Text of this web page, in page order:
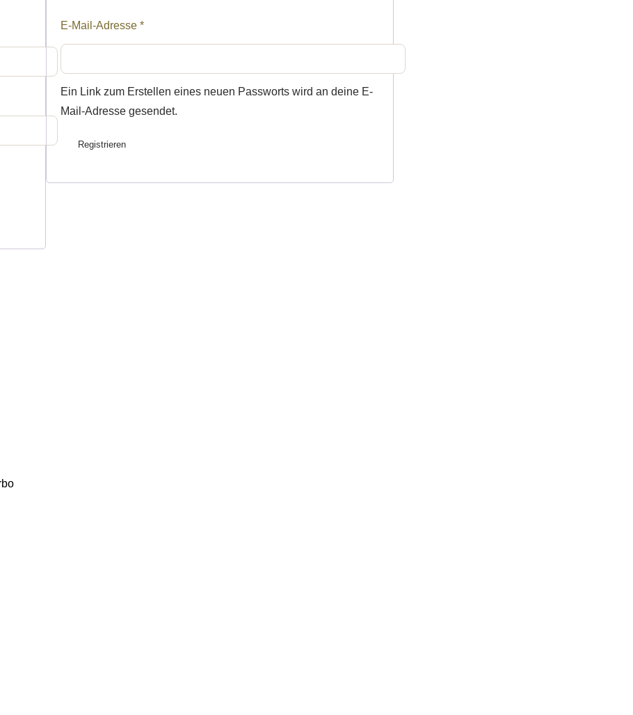
E-Mail-Adresse *Erforderlich
Ein Link zum Erstellen eines neuen Passworts wird an deine E-
Mail-Adresse gesendet.
Registrieren